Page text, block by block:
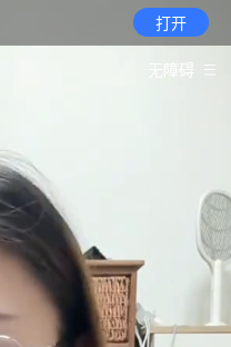
打开
无障碍